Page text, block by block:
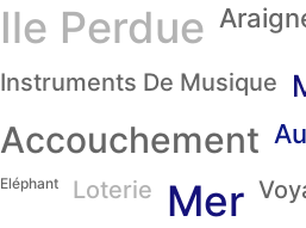
Ile Perdue
Instruments De Musique
Accouchement
Eléphant Loterie Mer